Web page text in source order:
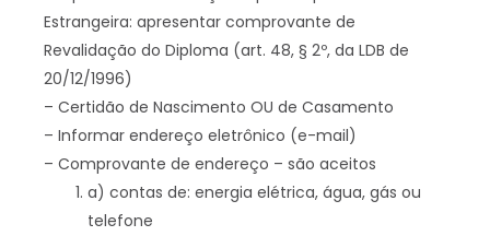
Estrangeira: apresentar comprovante de
Revalidação do Diploma (art. 48, § 2º, da LDB de
20/12/1996)
– Certidão de Nascimento OU de Casamento
– Informar endereço eletrônico (e-mail)
– Comprovante de endereço – são aceitos
a) contas de: energia elétrica, água, gás ou
telefone